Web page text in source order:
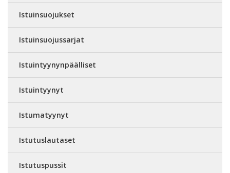
Istuinsuojukset
Istuinsuojussarjat
Istuintyynynpäälliset
Istuintyynyt
Istumatyynyt
Istutuslautaset
Istutuspussit